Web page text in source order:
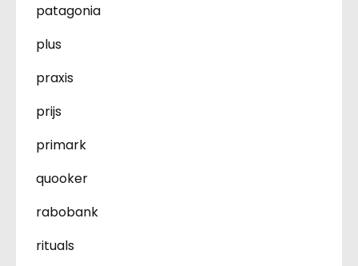
patagonia
plus
praxis
prijs
primark
quooker
rabobank
rituals